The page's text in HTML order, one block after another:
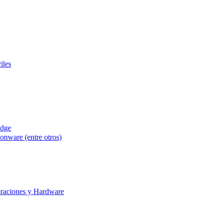
(entre otros)
y Hardware